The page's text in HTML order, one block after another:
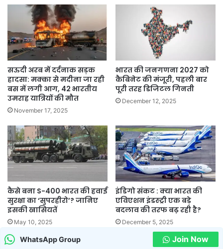
सऊदी अरब में दर्दनाक सड़क
हादसा: मक्का से मदीना जा रही
बस में लगी आग, 42 भारतीय
उमराह यात्रियों की मौत
November 17, 2025
भारत की जनगणना 2027 को
कैबिनेट की मंजूरी, पहली बार
पूरी तरह डिजिटल गिनती
December 12, 2025
कैसे बना S-400 भारत की हवाई
सुरक्षा का ‘सुपरहीरो’? जानिए
इसकी खासियतें
May 10, 2025
इंडिगो संकट : क्या भारत की
एविएशन इंडस्ट्री एक बड़े
बदलाव की तरफ बढ़ रही है?
December 5, 2025
WhatsApp Group Join Now